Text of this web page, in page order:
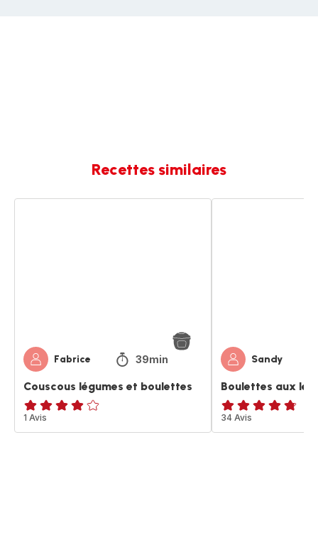
Recettes similaires
Fabrice 39min
Couscous légumes et boulettes
Avis
4
1 Avis
Sandy
Boulettes aux
ratings.4.7
34 Avis